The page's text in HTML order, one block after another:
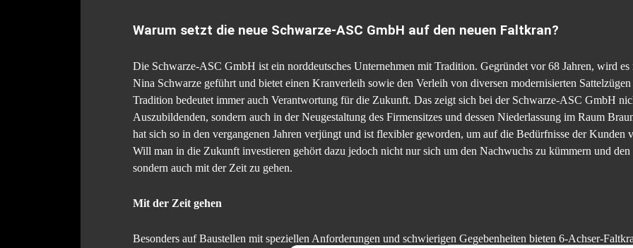
Warum setzt die neue Schwarze-ASC GmbH auf den neuen Faltkran?
Die Schwarze-ASC GmbH ist ein norddeutsches Unternehmen mit Tradition. Gegründet vor 68 Jahren, wird
Nina Schwarze geführt und bietet einen Kranverleih sowie den Verleih von diversen modernisierten
Tradition bedeutet immer auch Verantwortung für die Zukunft. Das zeigt sich bei der Schwarze-ASC GmbH
Auszubildenden, sondern auch in der Neugestaltung des Firmensitzes und dessen Niederlassung im Raum
hat sich so in den vergangenen Jahren verjüngt und ist flexibler geworden, um auf die Bedürfnisse der Kunden
Will man in die Zukunft investieren gehört dazu jedoch nicht nur sich um den Nachwuchs zu kümmern und
sondern auch mit der Zeit zu gehen.
Mit der Zeit gehen
Besonders auf Baustellen mit speziellen Anforderungen und schwierigen Gegebenheiten bieten 6-Achser-